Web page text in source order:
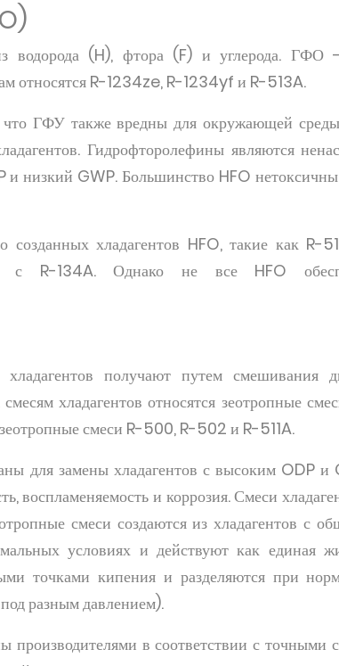
водорода (H), фтора (F) и углерода.
относятся R-1234ze, R-1234yf и R-513A.
что ГФУ также вредны для окружающей
Гидрофторолефины являются
и низкий GWP. Большинство HFO
созданных хладагентов HFO, такие как R-
с R-134A. Однако не все HFO
получают путем смешивания
хладагентов относятся зеотропные
смеси R-500, R-502 и R-511A.
для замены хладагентов с высоким ODP
воспламеняемость и коррозия. Смеси
смеси создаются из хладагентов с
условиях и действуют как единая
точками кипения и разделяются при
разным давлением).
производителями в соответствии с